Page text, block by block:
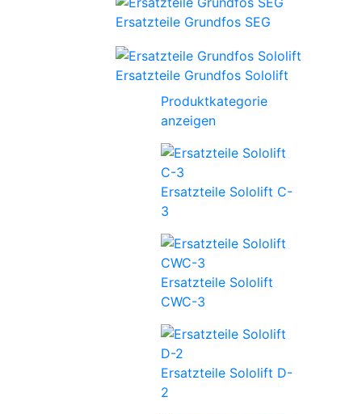
Ersatzteile Grundfos SEG
Ersatzteile Grundfos Sololift
Produktkategorie
anzeigen
Ersatzteile Sololift C-
3
Ersatzteile Sololift
CWC-3
Ersatzteile Sololift D-
2